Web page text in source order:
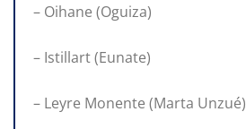
– Oihane (Oguiza)
– Istillart (Eunate)
– Leyre Monente (Marta Unzué)